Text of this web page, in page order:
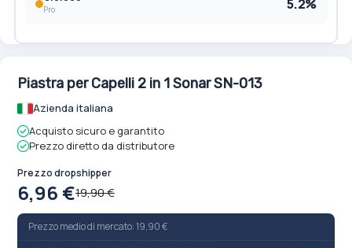
Pro 5.2%
Piastra per Capelli 2 in 1 Sonar SN-013
Azienda italiana
Acquisto sicuro e garantito
Prezzo diretto da distributore
Prezzo dropshipper
6,96 €19,90 €
Prezzo medio di mercato: 19,90 €